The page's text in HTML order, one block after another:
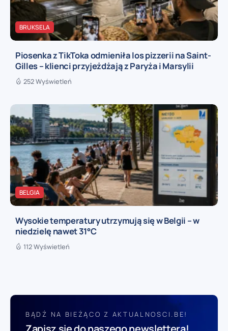
BRUKSELA
Piosenka z TikToka odmieniła los pizzerii na Saint-
Gilles – klienci przyjeżdżają z Paryża i Marsylii
252 Wyświetleń
BELGIA
Wysokie temperatury utrzymują się w Belgii – w
niedzielę nawet 31°C
112 Wyświetleń
BĄDŹ NA BIEŻĄCO Z AKTUALNOSCI.BE!